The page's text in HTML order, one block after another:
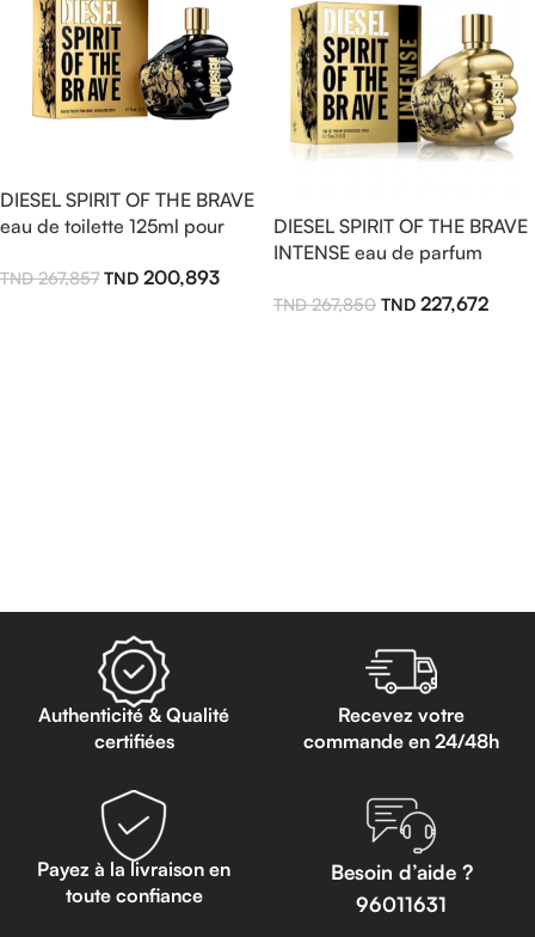
DIESEL SPIRIT OF THE BRAVE
eau de toilette 125ml pour
267,857 200,893
DIESEL SPIRIT OF THE BRAVE
INTENSE eau de parfum
267,850 227,672
Authenticité & Qualité
certifiées
Recevez votre
commande en 24/48h
Payez à la livraison en
toute confiance
Besoin d’aide ?
96011631